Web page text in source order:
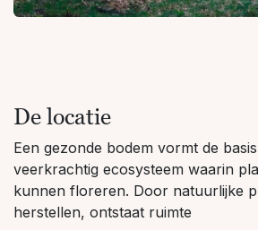
De locatie
Een gezonde bodem vormt de
veerkrachtig ecosysteem waarin
kunnen floreren. Door natuurlijke
herstellen, ontstaat ruimte